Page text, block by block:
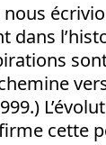
nous
cette